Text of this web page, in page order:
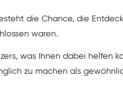
die Chance, die
waren.
was Ihnen dabei helfen
zu machen als